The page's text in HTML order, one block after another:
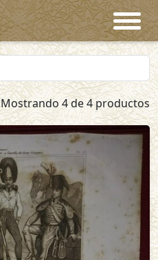
Mostrando 4 de 4 productos